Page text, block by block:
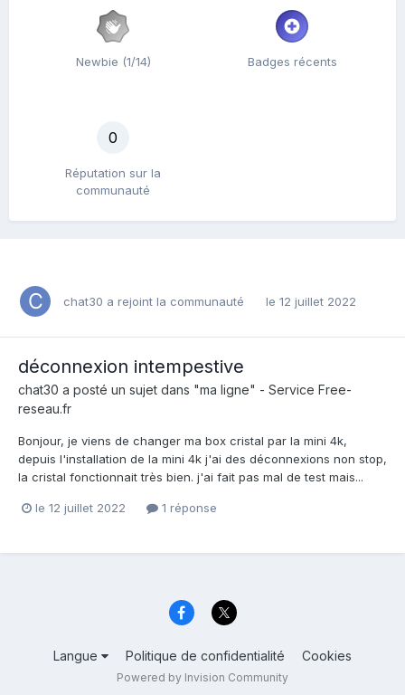
Newbie (1/14) Badges récents
0
Réputation sur la
communauté
chat30 a rejoint la communauté le 12 juillet 2022
déconnexion intempestive
chat30 a posté un sujet dans "ma ligne" - Service Free-
reseau.fr
Bonjour, je viens de changer ma box cristal par la mini 4k,
depuis l'installation de la mini 4k j'ai des déconnexions non stop,
la cristal fonctionnait très bien. j'ai fait pas mal de test mais...
le 12 juillet 2022 1 réponse
Langue Politique de confidentialité Cookies
Powered by Invision Community